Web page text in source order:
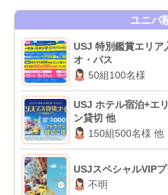
ユニバ
USJ 特別鑑賞エリア
オ・パス
50組100名様
USJ ホテル宿泊+エ
ン貸切 他
150組500名様 他
USJスペシャルVIP
不明